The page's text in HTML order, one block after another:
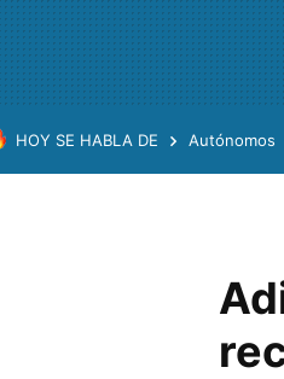
HOY SE HABLA DE Autónomos